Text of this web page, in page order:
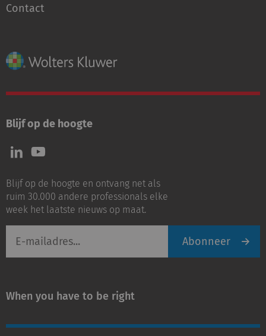
Contact
Blijf op de hoogte
Volg
ons
LinkedIn
Volg
ons
Youtube
Blijf op de hoogte en ontvang net als
ruim 30.000 andere professionals elke
week het laatste nieuws op maat.
mailadres
Abonneer
When you have to be right